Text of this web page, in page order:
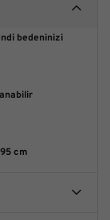
bedeninizi
cm